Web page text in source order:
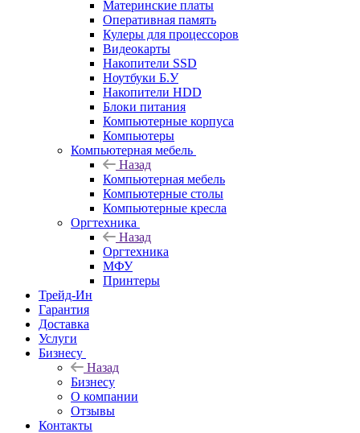
Материнские платы
Оперативная память
Кулеры для процессоров
Видеокарты
Накопители SSD
Ноутбуки Б.У
Накопители HDD
Блоки питания
Компьютерные корпуса
Компьютеры
Компьютерная мебель
Назад
Компьютерная мебель
Компьютерные столы
Компьютерные кресла
Оргтехника
Назад
Оргтехника
МФУ
Принтеры
Трейд-Ин
Гарантия
Доставка
Услуги
Бизнесу
Назад
Бизнесу
О компании
Отзывы
Контакты